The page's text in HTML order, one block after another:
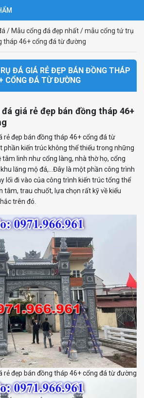
/ Mẫu cổng đá đẹp nhất/mẫu cổng tứ trụ
tháp 46+ cổng đá từ đường
ĐÁ GIÁ RẺ ĐẸP BÁN ĐỒNG THÁP
CỔNG ĐÁ TỪ ĐƯỜNG
giá rẻ đẹp bán đồng tháp 46+
rẻ đẹp bán đồng tháp 46+ cổng đá từ
phần kiến trúc không thể thiếu trong những
linh như cổng làng, nhà thờ họ, cổng
lăng mộ đá,…Đây là một phần công trình
lối đi vào của công trình kiến trúc tổng thể
tâm, trau chuốt, lựa chọn rất kỹ về kiểu
trên đó.
rẻ đẹp bán đồng tháp 46+ cổng đá từ đường